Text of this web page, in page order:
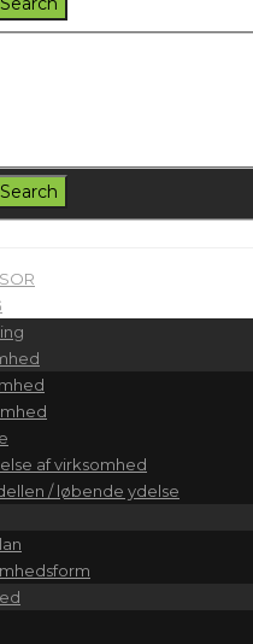
af virksomhed
/ løbende ydelse